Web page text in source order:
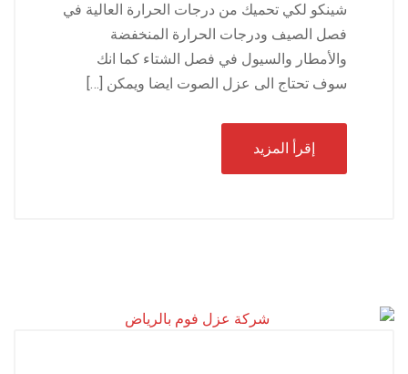
شينكو لكي تحميك من درجات الحرارة العالية في
فصل الصيف ودرجات الحرارة المنخفضة
والأمطار والسيول في فصل الشتاء كما انك
سوف تحتاج الى عزل الصوت ايضا ويمكن […]
إقرأ المزيد